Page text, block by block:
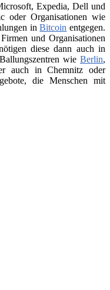
Expedia, Dell und
oder Organisationen wie
inBitcoin entgegen.
und Organisationen
diese dann auch in
wie Berlin,
auch in Chemnitz oder
die Menschen mit